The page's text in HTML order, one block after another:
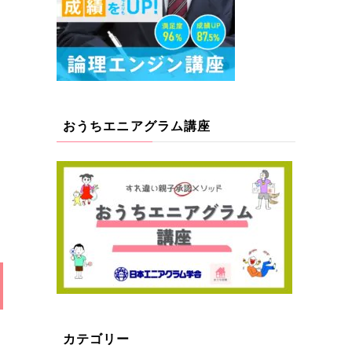
おうちエニアグラム講座
カテゴリー